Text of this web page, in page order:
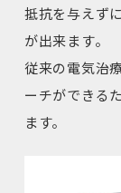
抵抗を与えず
が出来ます。
従来の電気治
ーチができる
ます。